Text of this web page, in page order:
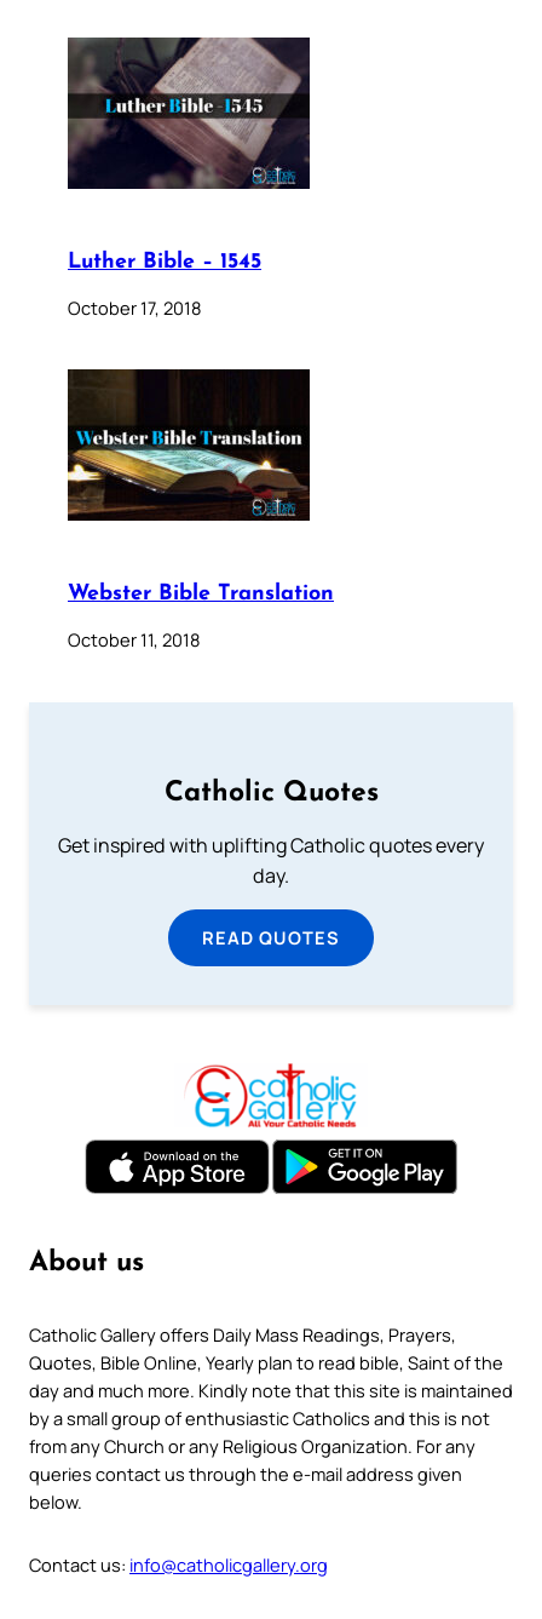
Luther Bible – 1545
October 17, 2018
Webster Bible Translation
October 11, 2018
Catholic Quotes
Get inspired with uplifting Catholic quotes every
day.
READ QUOTES
About us
Catholic Gallery offers Daily Mass Readings, Prayers,
Quotes, Bible Online, Yearly plan to read bible, Saint of the
day and much more. Kindly note that this site is maintained
by a small group of enthusiastic Catholics and this is not
from any Church or any Religious Organization. For any
queries contact us through the e-mail address given
below.
Contact us: info@catholicgallery.org